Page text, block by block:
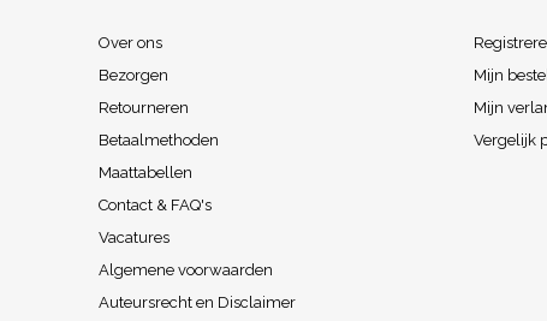
Over ons
Bezorgen
Retourneren
Betaalmethoden
Maattabellen
Contact & FAQ's
Vacatures
Algemene voorwaarden
Auteursrecht en Disclaimer
Mijn
Mijn
Vergelijk